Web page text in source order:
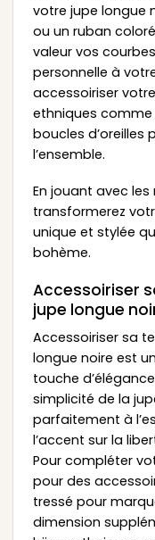
votre jupe longue
ou un ruban
valeur vos
personnelle à
accessoiriser
ethniques
boucles
l’ensemble.
En jouant avec
transformerez
unique et stylée
bohème.
Accessoiriser
jupe longue
Accessoiriser sa
longue noire est
touche
simplicité de la
parfaitement à
l’accent sur la
Pour compléter
pour des
tressé pour
dimension